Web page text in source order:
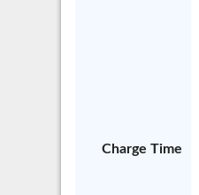
Charge Time